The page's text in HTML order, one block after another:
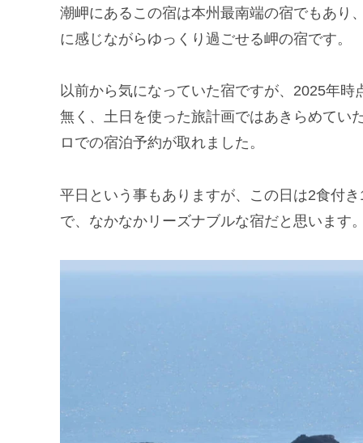
潮岬にあるこの宿は本州最南端の宿でもあり
に感じながらゆっくり過ごせる岬の宿です。
以前から気になっていた宿ですが、2025年
無く、土日を使った旅計画ではあきらめてい
ロでの宿泊予約が取れました。
平日という事もありますが、この日は2食付
で、なかなかリーズナブルな宿だと思います